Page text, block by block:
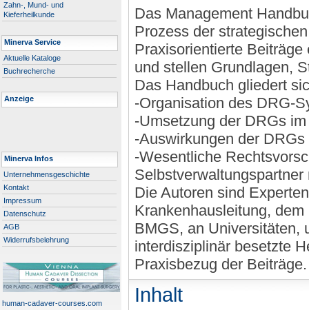
Zahn-, Mund- und
Kieferheilkunde
Minerva Service
Aktuelle Kataloge
Buchrecherche
Anzeige
Minerva Infos
Unternehmensgeschichte
Kontakt
Impressum
Datenschutz
AGB
Widerrufsbelehrung
human-cadaver-courses.com
Das Management
Prozess der
Praxisorientierte
und stellen Grundlagen,
Das Handbuch gliedert
-Organisation des DRG-
-Umsetzung der DRGs
-Auswirkungen der
-Wesentliche
Die Autoren sind
Krankenhausleitung,
BMGS, an Universitäten,
interdisziplinär besetzte
Praxisbezug der Beiträge.
Inhalt